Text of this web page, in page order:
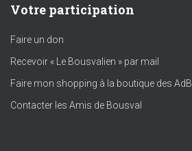
Votre participation
Faire un don
Recevoir « Le Bousvalien » par mail
Faire mon shopping à la boutique des AdB
Contacter les Amis de Bousval